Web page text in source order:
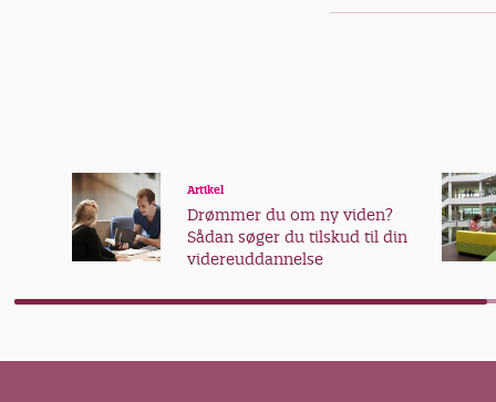
Artikel
Drømmer du om ny viden?
Sådan søger du tilskud til din
videreuddannelse